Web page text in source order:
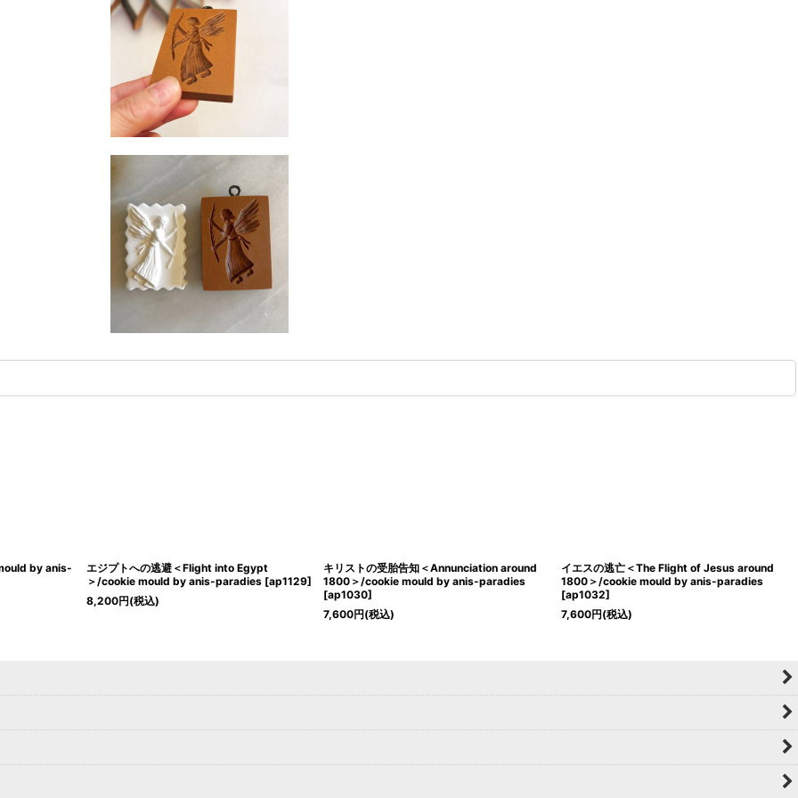
by anis-
エジプトへの逃避＜Flight into Egypt
＞/cookie mould by anis-paradies [ap1129]
8,200円(税込)
キリストの受胎告知＜Annunciation around
1800＞/cookie mould by anis-paradies
[ap1030]
7,600円(税込)
イエスの逃亡＜The Flight of Jesus around
1800＞/cookie mould by anis-paradies
[ap1032]
7,600円(税込)